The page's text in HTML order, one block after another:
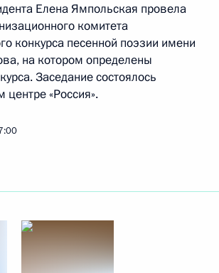
Елена Ямпольская провела
комитета
конкурса песенной поэзии имени
на котором определены
Заседание состоялось
«Россия».